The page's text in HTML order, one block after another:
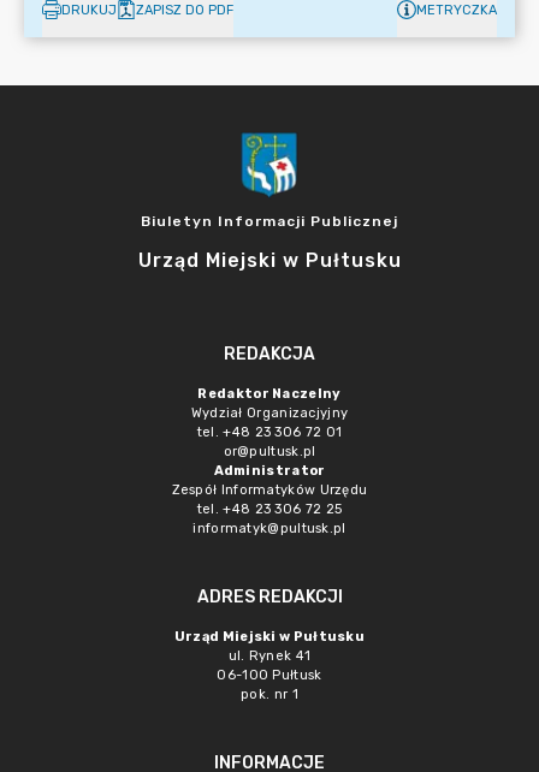
DRUKUJ ZAPISZ DO PDF METRYCZKA
Biuletyn Informacji Publicznej
Urząd Miejski w Pułtusku
REDAKCJA
Redaktor Naczelny
Wydział Organizacjyjny
tel. +48 23 306 72 01
or@pultusk.pl
Administrator
Zespół Informatyków Urzędu
tel. +48 23 306 72 25
informatyk@pultusk.pl
ADRES REDAKCJI
Urząd Miejski w Pułtusku
ul. Rynek 41
06-100 Pułtusk
pok. nr 1
INFORMACJE